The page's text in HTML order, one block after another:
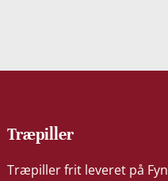
Træpiller
Træpiller frit leveret på Fyn